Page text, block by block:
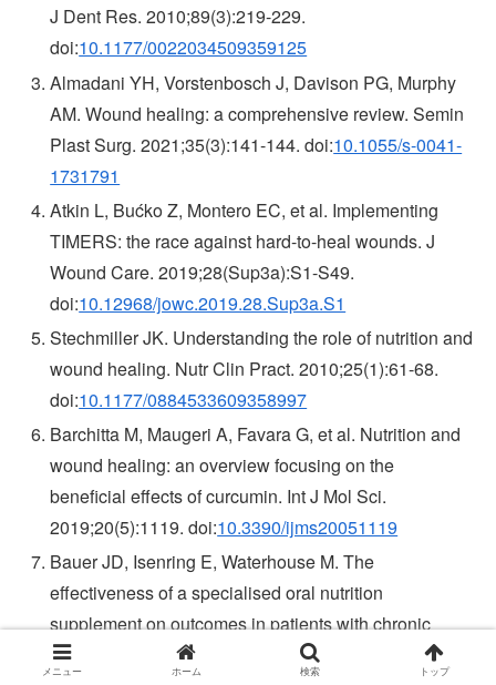
J Dent Res. 2010;89(3):219-229.
doi:10.1177/0022034509359125
Almadani YH, Vorstenbosch J, Davison PG, Murphy
AM. Wound healing: a comprehensive review. Semin
Plast Surg. 2021;35(3):141-144. doi:10.1055/s-0041-
1731791
Atkin L, Bućko Z, Montero EC, et al. Implementing
TIMERS: the race against hard-to-heal wounds. J
Wound Care. 2019;28(Sup3a):S1-S49.
doi:10.12968/jowc.2019.28.Sup3a.S1
Stechmiller JK. Understanding the role of nutrition and
wound healing. Nutr Clin Pract. 2010;25(1):61-68.
doi:10.1177/0884533609358997
Barchitta M, Maugeri A, Favara G, et al. Nutrition and
wound healing: an overview focusing on the
beneficial effects of curcumin. Int J Mol Sci.
2019;20(5):1119. doi:10.3390/ijms20051119
Bauer JD, Isenring E, Waterhouse M. The
effectiveness of a specialised oral nutrition
supplement on outcomes in patients with chronic
wounds: a pragmatic randomised study. J Hum Nutr
メニュー ホーム 検索 トップ